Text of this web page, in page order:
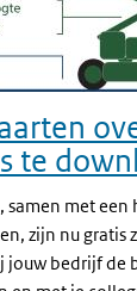
te
samen met
zijn nu gratis
jouw bedrijf de